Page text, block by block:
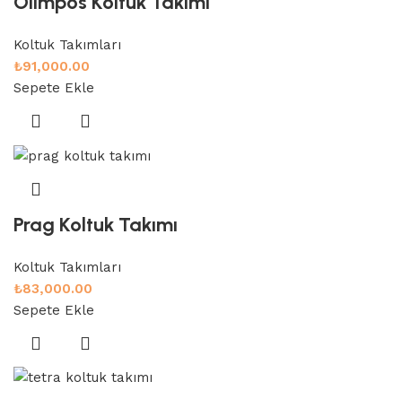
Koltuk Takımları
₺91,000.00
Sepete Ekle
Prag Koltuk Takımı
Koltuk Takımları
₺83,000.00
Sepete Ekle